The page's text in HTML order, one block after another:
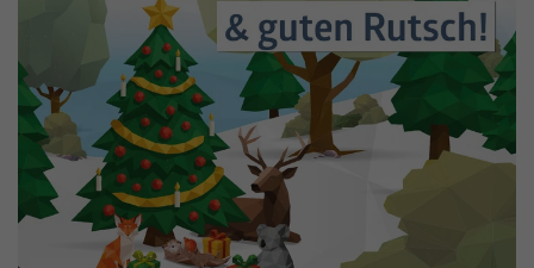
Enthält die gewählten Tracking-Optin-
Einstellungen.
Informationen anonym und weisen eine
randoly generierte Nummer zu, um
eindeutige Besucher zu identifizieren.
Name _gid
Anbieter Google Analytics
Laufzeit 1 Tag